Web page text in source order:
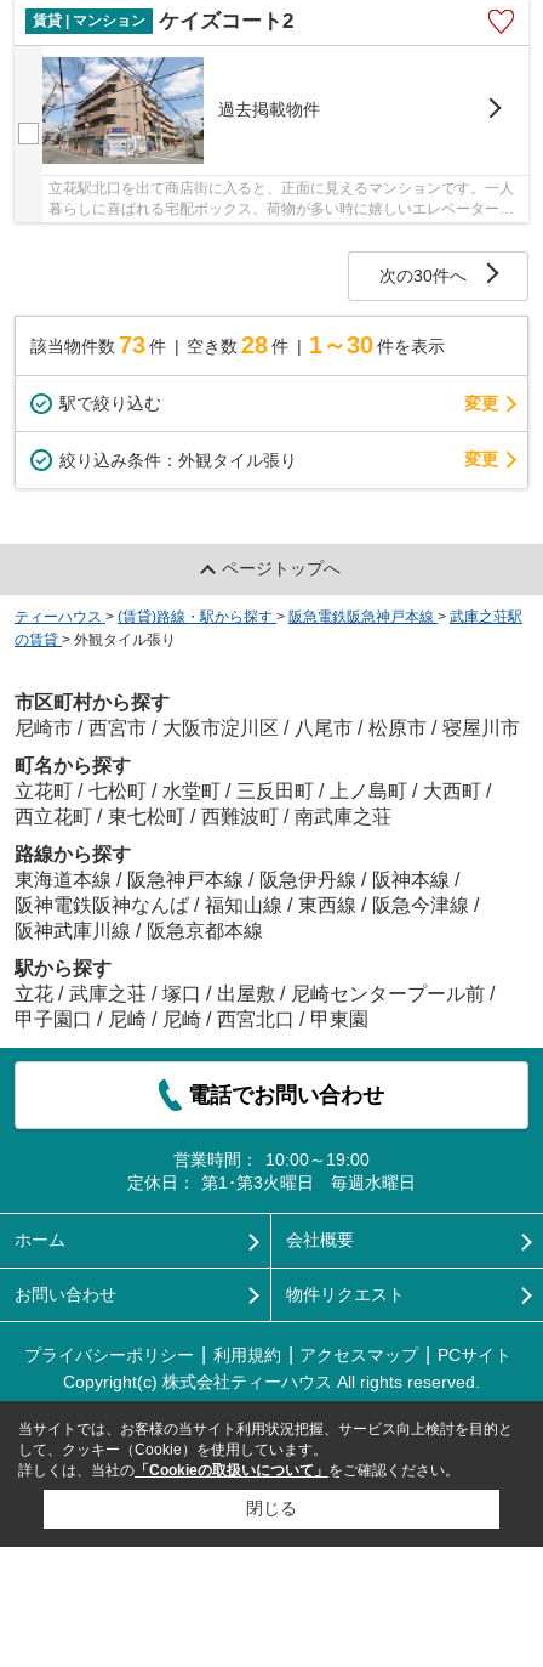
賃貸 | マンション
ケイズコート2
過去掲載物件
立花駅北口を出て商店街に入ると、正面に見えるマンションです。一人
暮らしに喜ばれる宅配ボックス、荷物が多い時に嬉しいエレベーターの
次の30件へ
該当物件数 73件 空き数 28 件 1～30 件を表示
駅で絞り込む 変更
絞り込み条件： 外観タイル張り 変更
ページトップへ
ティーハウス > (賃貸)路線・駅から探す > 阪急電鉄阪急神戸本線 > 武庫之荘駅
の賃貸 > 外観タイル張り
市区町村から探す
尼崎市 / 西宮市 / 大阪市淀川区 / 八尾市 / 松原市 / 寝屋川市
町名から探す
立花町 / 七松町 / 水堂町 / 三反田町 / 上ノ島町 / 大西町 /
西立花町 / 東七松町 / 西難波町 / 南武庫之荘
路線から探す
東海道本線 / 阪急神戸本線 / 阪急伊丹線 / 阪神本線 /
阪神電鉄阪神なんば / 福知山線 / 東西線 / 阪急今津線 /
阪神武庫川線 / 阪急京都本線
駅から探す
立花 / 武庫之荘 / 塚口 / 出屋敷 / 尼崎センタープール前 /
甲子園口 / 尼崎 / 尼崎 / 西宮北口 / 甲東園
電話でお問い合わせ
営業時間：
10:00～19:00
定休日：
第1･第3火曜日 毎週水曜日
ホーム 会社概要
お問い合わせ 物件リクエスト
プライバシーポリシー 利用規約 アクセスマップ
PCサイト
Copyright(c) 株式会社ティーハウス All rights reserved.
当サイトでは、お客様の当サイト利用状況把握、サービス向上検討を目的と
して、クッキー（Cookie）を使用しています。
詳しくは、当社の 「Cookieの取扱いについて」 をご確認ください。
閉じる